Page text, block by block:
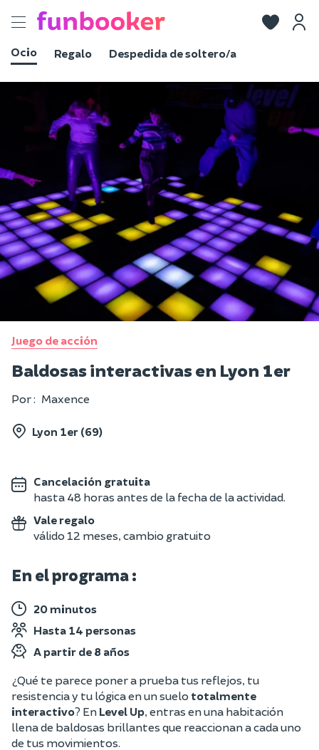
Toggle
Ocio
Regalo Despedida de soltero/a
Ver fotos
Juego de acción
Baldosas interactivas en Lyon 1er
Por : Maxence
Lyon 1er (69)
Cancelación gratuita
hasta 48 horas antes de la fecha de la actividad.
Vale regalo
válido 12 meses, cambio gratuito
En el programa :
20 minutos
Hasta 14 personas
A partir de 8 años
¿Qué te parece poner a prueba tus reflejos, tu
resistencia y tu lógica en un suelo totalmente
interactivo? En Level Up, entras en una habitación
llena de baldosas brillantes que reaccionan a cada uno
de tus movimientos.